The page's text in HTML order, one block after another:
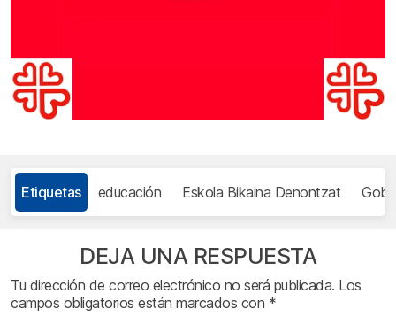
Etiquetas educación Eskola Bikaina Denontzat
DEJA UNA RESPUESTA
Tu dirección de correo electrónico no será publicada. Los
campos obligatorios están marcados con *